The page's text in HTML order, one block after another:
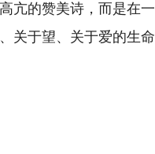
亢的赞美诗，而是在一
关于望、关于爱的生命